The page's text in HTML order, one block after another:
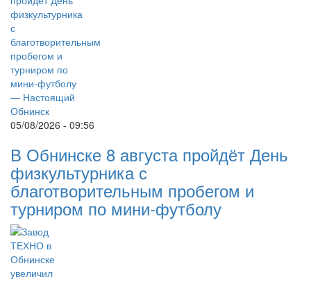
05/08/2026 - 09:56
В Обнинске 8 августа пройдёт День
физкультурника с
благотворительным пробегом и
турниром по мини-футболу